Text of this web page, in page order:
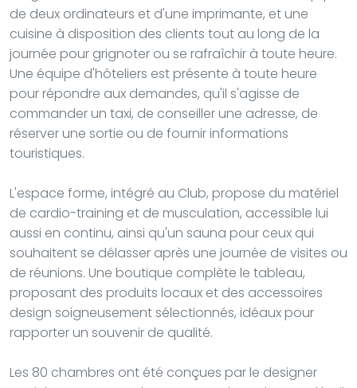
de deux ordinateurs et d'une imprimante, et une
cuisine à disposition des clients tout au long de la
journée pour grignoter ou se rafraîchir à toute heure.
Une équipe d'hôteliers est présente à toute heure
pour répondre aux demandes, qu'il s'agisse de
commander un taxi, de conseiller une adresse, de
réserver une sortie ou de fournir informations
touristiques.
L'espace forme, intégré au Club, propose du matériel
de cardio-training et de musculation, accessible lui
aussi en continu, ainsi qu'un sauna pour ceux qui
souhaitent se délasser après une journée de visites ou
de réunions. Une boutique complète le tableau,
proposant des produits locaux et des accessoires
design soigneusement sélectionnés, idéaux pour
rapporter un souvenir de qualité.
Les 80 chambres ont été conçues par le designer